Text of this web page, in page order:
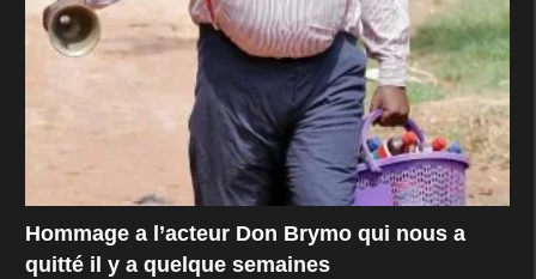
Hommage a l’acteur Don Brymo qui nous a
quitté il y a quelque semaines